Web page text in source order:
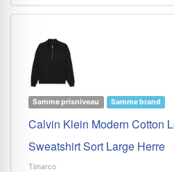
Samme prisniveau Samme brand
Calvin Klein Modern Cotton
Sweatshirt Sort Large Herre
Timarco